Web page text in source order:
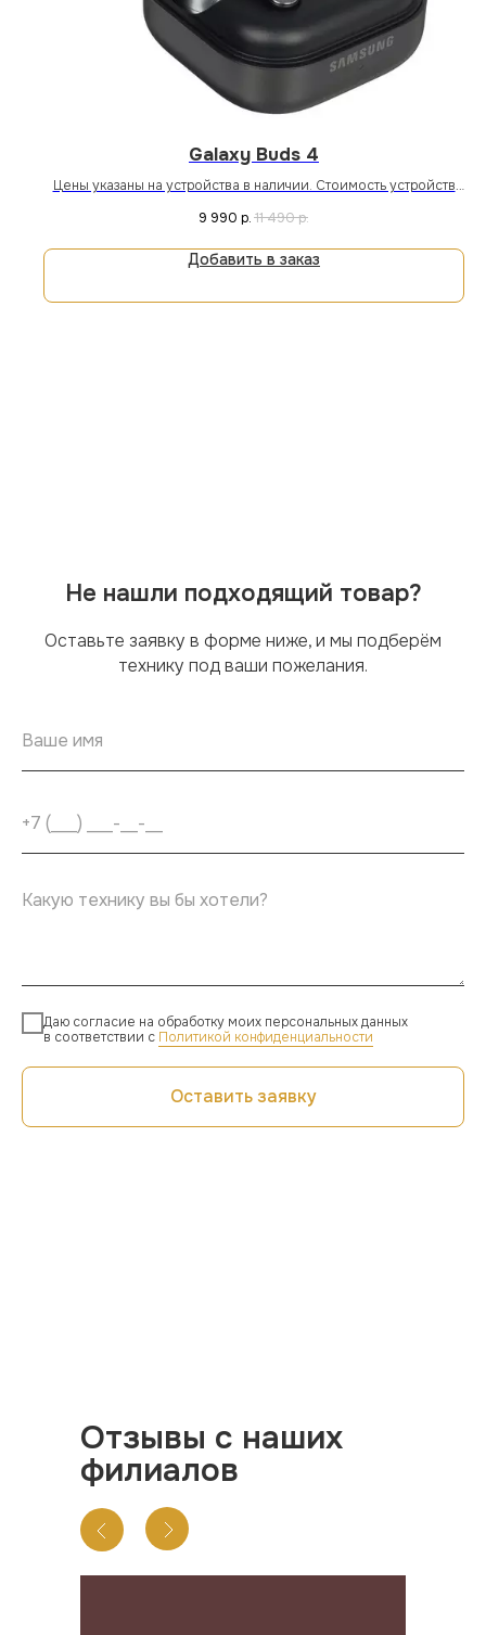
Galaxy Buds 4
Цены указаны на устройства в наличии. Стоимость устройств
9 990 р. 11 490р.
Добавить в заказ
Не нашли подходящий товар?
Оставьте заявку в форме ниже, и мы подберём
технику под ваши пожелания.
Даю согласие на обработку моих персональных данных
в соответствии с Политикой конфиденциальности
Оставить заявку
Отзывы с наших
филиалов